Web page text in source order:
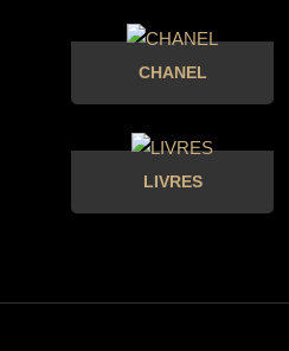
CHANEL
LIVRES